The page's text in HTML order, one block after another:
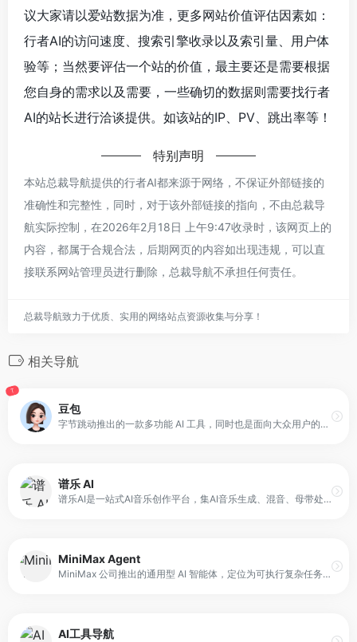
议大家请以爱站数据为准，更多网站价值评估因素如：
行者AI的访问速度、搜索引擎收录以及索引量、用户体
验等；当然要评估一个站的价值，最主要还是需要根据
您自身的需求以及需要，一些确切的数据则需要找行者
AI的站长进行洽谈提供。如该站的IP、PV、跳出率等！
特别声明
本站总裁导航提供的行者AI都来源于网络，不保证外部链接的
准确性和完整性，同时，对于该外部链接的指向，不由总裁导
航实际控制，在2026年2月18日 上午9:47收录时，该网页上的
内容，都属于合规合法，后期网页的内容如出现违规，可以直
接联系网站管理员进行删除，总裁导航不承担任何责任。
总裁导航致力于优质、实用的网络站点资源收集与分享！
相关导航
T
豆包
字节跳动推出的一款多功能 AI 工具，同时也是面向大众用户的免费 AI 聊天机器人。它基于豆包大模型构建，核心能力集中在自然语言理解、多轮对话和任务辅助上。用户可以通过对话的方式，让豆包完成写作、阅读分析、信息整合以及多种创意类任务。
谱乐 AI
谱乐AI是一站式AI音乐创作平台，集AI音乐生成、混音、母带处理、人声克隆与替换以及音乐发行于一体，让人人都可以创作，人人都可以发行。
MiniMax Agent
MiniMax 公司推出的通用型 AI 智能体，定位为可执行复杂任务的“数字同事”。它具备多步规划与任务拆解能力，能够围绕用户输入的目标，自主完成多个子任务并整合结果，覆盖研究分析、内容生成、工具操作等场景。
AI工具导航